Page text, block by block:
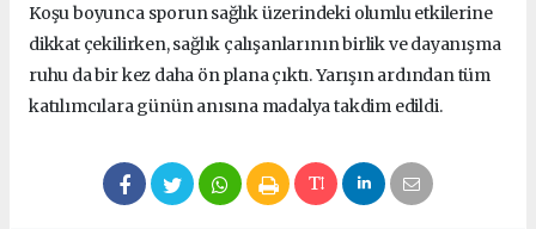
Koşu boyunca sporun sağlık üzerindeki olumlu etkilerine
dikkat çekilirken, sağlık çalışanlarının birlik ve dayanışma
ruhu da bir kez daha ön plana çıktı. Yarışın ardından tüm
katılımcılara günün anısına madalya takdim edildi.